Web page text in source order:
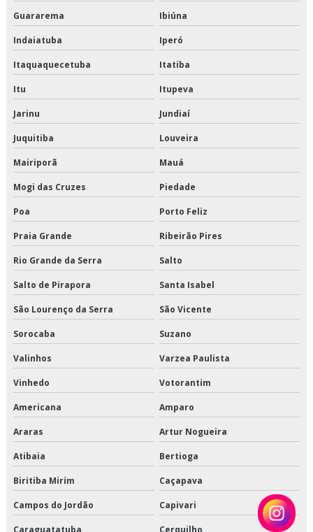
Serviço de entrega de perecíveis em são paulo
Serviço de entrega de perecíveis em sp
Serviço de entrega de refrigerados
Serviço de entregas fracionadas
Serviço de logística de alimentos
Serviço de logística de alimentos congelados
Serviço de logística para perecíveis
Serviço de transporte de climatizados
Serviço de transporte de congelados
Serviço de transporte de refrigerados
Serviço de transporte dedicado de alimentos
Serviço de transporte fracionado de alimentos perecíveis
Serviço de transporte produtos congelados
Serviço de transporte produtos refrigerados
Terceirização de armazenagem
Terceirização de armazenagem de produtos perecíveis
Terceirização de armazenagem para alimentos climatizados
Guararema Ibiúna
Indaiatuba Iperó
Itaquaquecetuba Itatiba
Itu Itupeva
Jarinu Jundiaí
Juquitiba Louveira
Mairiporã Mauá
Mogi das Cruzes Piedade
Poa Porto Feliz
Praia Grande Ribeirão Pires
Rio Grande da Serra Salto
Salto de Pirapora Santa Isabel
São Lourenço da Serra São Vicente
Sorocaba Suzano
Valinhos Varzea Paulista
Vinhedo Votorantim
Americana Amparo
Araras Artur Nogueira
Atibaia Bertioga
Biritiba Mirim Caçapava
Campos do Jordão Capivari
Caraguatatuba Cerquilho